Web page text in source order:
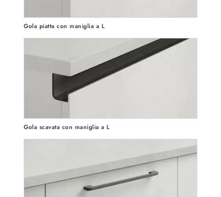
Gola piatta con maniglia a L
Gola scavata con maniglia a L